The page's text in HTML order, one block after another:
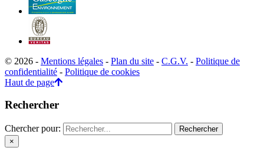
© 2026 - Mentions légales - Plan du site - C.G.V. - Politique de
confidentialité - Politique de cookies
Haut de page
Rechercher
Chercher pour:
×